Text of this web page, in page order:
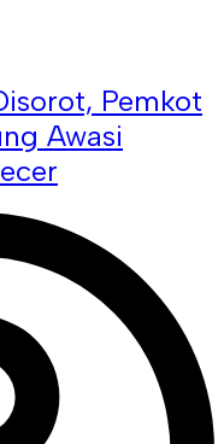
Pemkot
Awasi